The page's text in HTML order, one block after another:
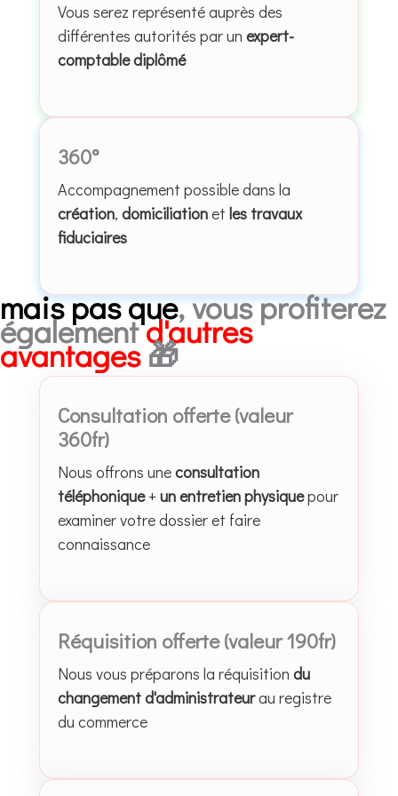
Vous serez représenté auprès des
différentes autorités par un expert-
comptable diplômé
360°
Accompagnement possible dans la
création, domiciliationet les travaux
fiduciaires
mais pas que, vous profiterez
égalementd'autres
avantages🎁
Consultation offerte (valeur
360fr)
Nous offrons uneconsultation
téléphonique+ un entretien physiquepour
examiner votre dossier et faire
connaissance
Réquisition offerte (valeur 190fr)
Nous vous préparons la réquisition du
changement d'administrateurau registre
du commerce